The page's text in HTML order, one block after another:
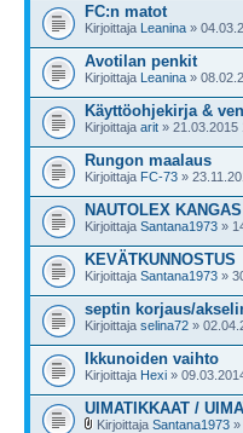
FC:n matot
Kirjoittaja Leanina »
Avotilan penkit
Kirjoittaja Leanina »
Käyttöohjekirja &
Kirjoittaja arit » 21.03.2015
Rungon maalaus
Kirjoittaja FC-73 »
NAUTOLEX
Kirjoittaja Santana1973 »
KEVÄTKUNNOSTUS
Kirjoittaja Santana1973 »
septin korjaus/
Kirjoittaja selina72 »
Ikkunoiden vaihto
Kirjoittaja Hexi »
UIMATIKKAAT /
Kirjoittaja Santana1973 »